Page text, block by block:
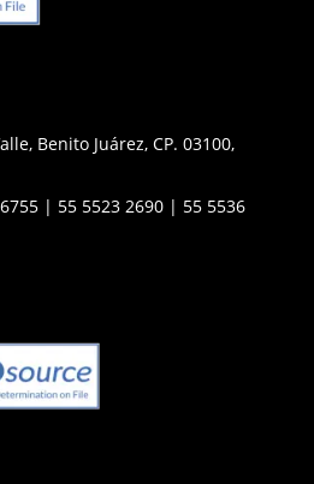
Benito Juárez, CP. 03100,
| 55 5523 2690 | 55 5536